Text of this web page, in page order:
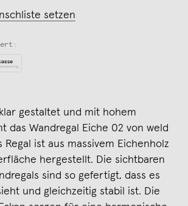
setzen
gestaltet und mit hohem
das Wandregal Eiche 02 von weld
Regal ist aus massivem Eichenholz
hergestellt. Die sichtbaren
sind so gefertigt, dass es
und gleichzeitig stabil ist. Die